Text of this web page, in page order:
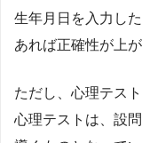
生年月日を入力し
あれば正確性が上
ただし、心理テスト
心理テストは、設